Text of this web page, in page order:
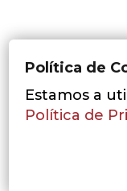
Política de
Estamos a
Política de